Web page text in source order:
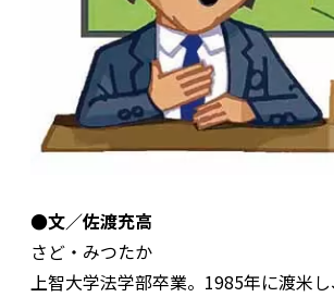
●文／佐渡充高
さど・みつたか
上智大学法学部卒業。1985年に渡米し